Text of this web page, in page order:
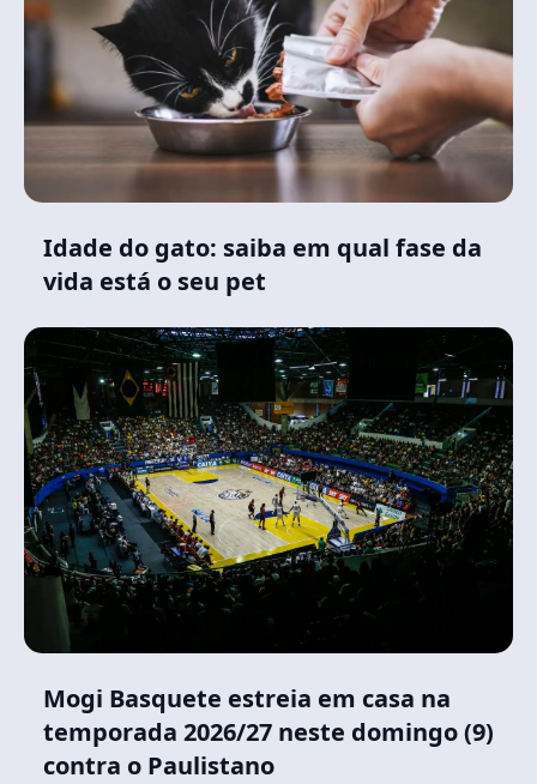
Idade do gato: saiba em qual fase da
vida está o seu pet
Mogi Basquete estreia em casa na
temporada 2026/27 neste domingo (9)
contra o Paulistano